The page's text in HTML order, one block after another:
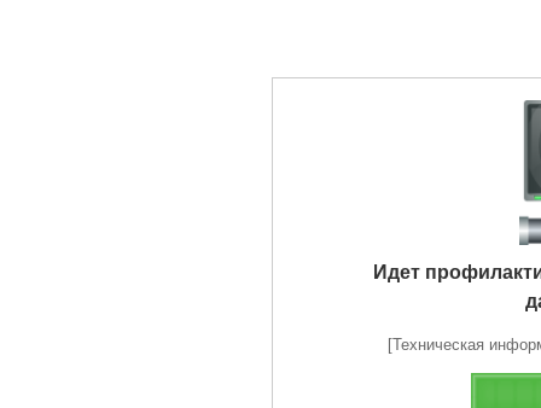
Идет
[Техническая